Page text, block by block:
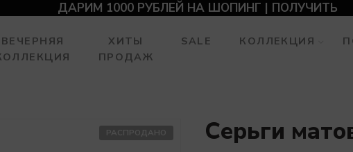
ДАРИМ 1000 РУБЛЕЙ НА ШОПИНГ | ПОЛУЧИТЬ
ВЕЧЕРНЯЯ
ХИТЫ
ПРОДАЖ
SALE КОЛЛЕКЦИЯ
РАСПРОДАНО Серьги